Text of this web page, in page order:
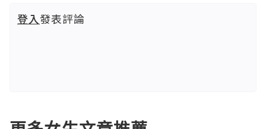
登入發表評論